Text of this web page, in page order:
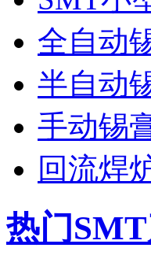
全自动
半自动
手动锡
回流焊
热门